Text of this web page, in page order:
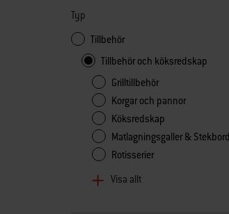
Typ
Tillbehör
Tillbehör och köksredskap
Grilltillbehör
Korgar och pannor
Köksredskap
Matlagningsgaller & Stekbord
Rotisserier
Visa allt